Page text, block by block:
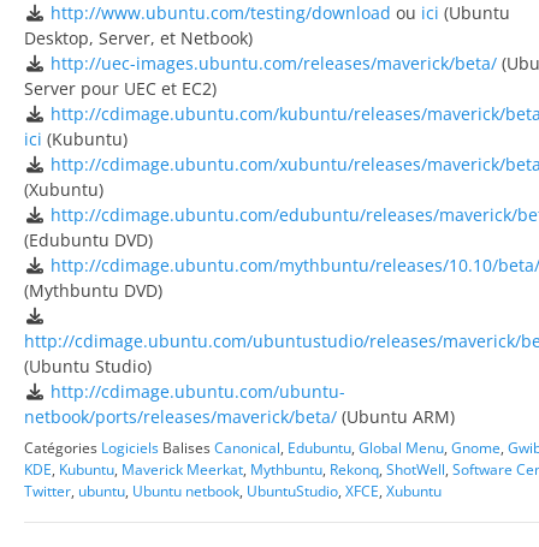
http://www.ubuntu.com/testing/download ou ici (Ubuntu
Desktop, Server, et Netbook)
http://uec-images.ubuntu.com/releases/maverick/beta/
Server pour UEC et EC2)
http://cdimage.ubuntu.com/kubuntu/releases/maverick/
ici (Kubuntu)
http://cdimage.ubuntu.com/xubuntu/releases/maverick/
(Xubuntu)
http://cdimage.ubuntu.com/edubuntu/releases/maverick/
(Edubuntu DVD)
http://cdimage.ubuntu.com/mythbuntu/releases/10.10/beta/
(Mythbuntu DVD)
http://cdimage.ubuntu.com/ubuntustudio/releases/maverick/
(Ubuntu Studio)
http://cdimage.ubuntu.com/ubuntu-
netbook/ports/releases/maverick/beta/ (Ubuntu ARM)
Catégories Logiciels BalisesCanonical, Edubuntu, Global Menu, Gnome,
KDE, Kubuntu, Maverick Meerkat, Mythbuntu, Rekonq, ShotWell, Software
Twitter, ubuntu, Ubuntu netbook, UbuntuStudio, XFCE, Xubuntu